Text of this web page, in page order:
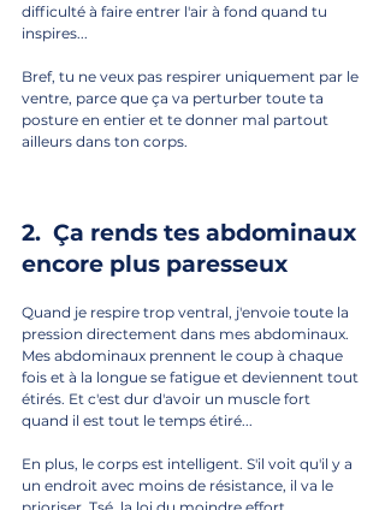
difficulté à faire entrer l'air à fond quand tu
inspires...
Bref, tu ne veux pas respirer uniquement par le
ventre, parce que ça va perturber toute ta
posture en entier et te donner mal partout
ailleurs dans ton corps.
2.  Ça rends tes abdominaux
encore plus paresseux
Quand je respire trop ventral, j'envoie toute la
pression directement dans mes abdominaux.
Mes abdominaux prennent le coup à chaque
fois et à la longue se fatigue et deviennent tout
étirés. Et c'est dur d'avoir un muscle fort
quand il est tout le temps étiré...
En plus, le corps est intelligent. S'il voit qu'il y a
un endroit avec moins de résistance, il va le